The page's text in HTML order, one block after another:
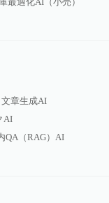
文章生成AI
AI
QA（RAG）AI